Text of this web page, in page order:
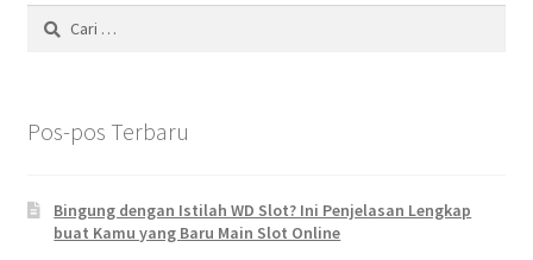
Cari
untuk:
Pos-pos Terbaru
Bingung dengan Istilah WD Slot? Ini Penjelasan Lengkap
buat Kamu yang Baru Main Slot Online